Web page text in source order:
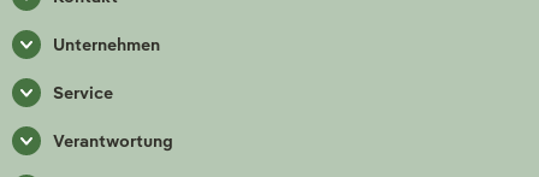
Unternehmen
Service
Verantwortung